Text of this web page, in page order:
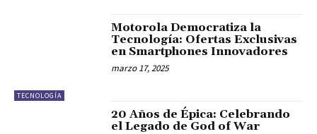
TECNOLOGÍA
Motorola Democratiza la
Tecnología: Ofertas Exclusivas
en Smartphones Innovadores
marzo 17, 2025
20 Años de Épica: Celebrando
el Legado de God of War